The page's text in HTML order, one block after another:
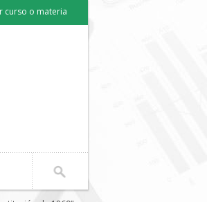
curso o materia